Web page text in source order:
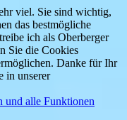
viel. Sie sind wichtig,
das bestmögliche
ich als Oberberger
Sie die Cookies
Danke für Ihr
in unserer
und alle Funktionen